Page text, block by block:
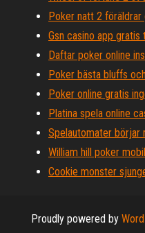
Poker natt 2 föräldrar
Gsn casino app gratis
Daftar poker online
Poker bästa bluffs
Poker online gratis
Platina spela online
Spelautomater börjar
William hill poker
Cookie monster
Proudly powered by